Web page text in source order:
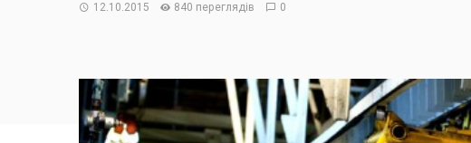
12.10.2015 840 переглядів 0